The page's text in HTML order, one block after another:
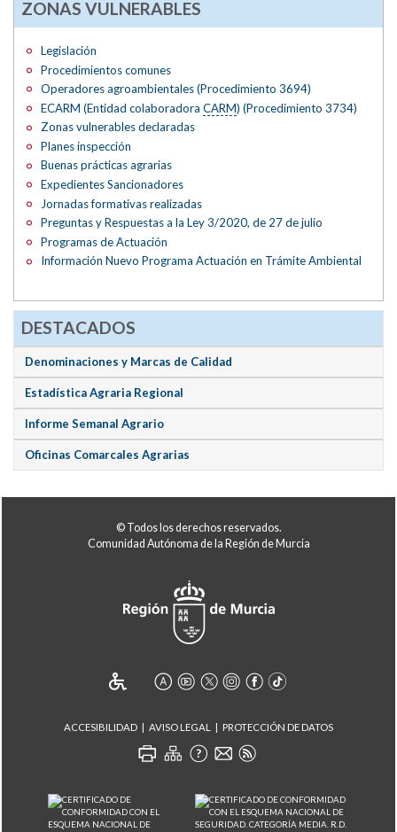
ZONAS VULNERABLES
Legislación
Procedimientos comunes
Operadores agroambientales (Procedimiento 3694)
ECARM (Entidad colaboradoraCARM) (Procedimiento 3734)
Zonas vulnerables declaradas
Planes inspección
Buenas prácticas agrarias
Expedientes Sancionadores
Jornadas formativas realizadas
Preguntas y Respuestas a la Ley 3/2020, de 27 de julio
Programas de Actuación
Información Nuevo Programa Actuación en Trámite Ambiental
DESTACADOS
Denominaciones y Marcas de Calidad
Estadística Agraria Regional
Informe Semanal Agrario
Oficinas Comarcales Agrarias
© Todos los derechos reservados.
Comunidad Autónoma de la Región de Murcia
ACCESIBILIDAD AVISO LEGAL PROTECCIÓN DE DATOS